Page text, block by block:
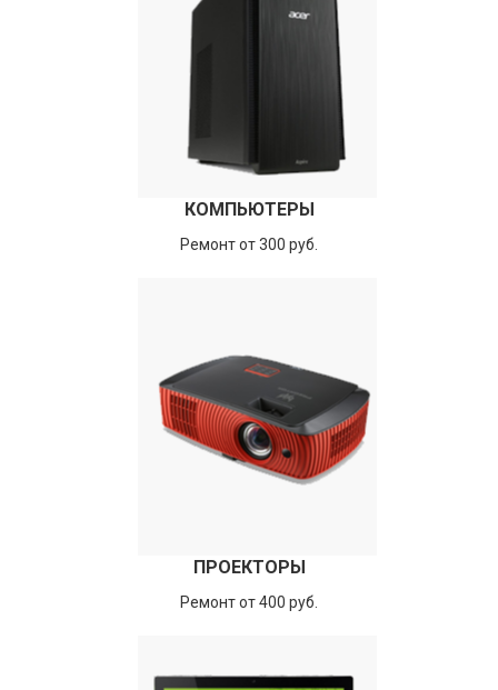
КОМПЬЮТЕРЫ
Ремонт от 300 руб.
ПРОЕКТОРЫ
Ремонт от 400 руб.